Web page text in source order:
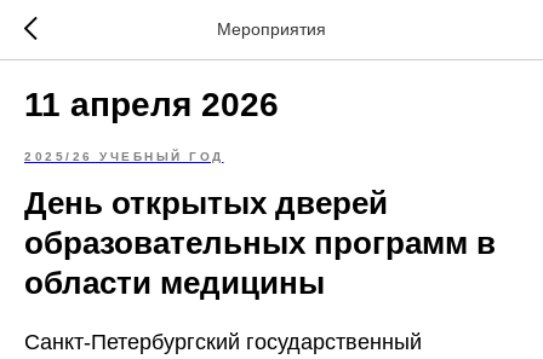
Мероприятия
11 апреля 2026
2025/26 УЧЕБНЫЙ ГОД
День открытых дверей
образовательных программ в
области медицины
Санкт-Петербургский государственный